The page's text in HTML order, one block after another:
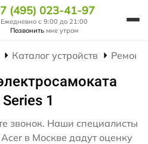
(495) 023-41-97
Ежедневно с 9:00 до 21:00
Позвонить мне утром
Каталог устройств Ремонт
1
звонок. Наши специалисты
в Москве дадут оценку